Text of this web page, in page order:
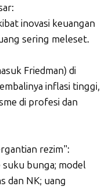
inovasi keuangan
sering meleset.
Friedman) di
inflasi tinggi,
di profesi dan
rezim":
bunga; model
dan NK; uang